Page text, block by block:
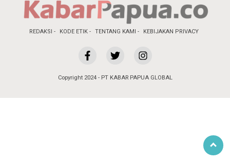
REDAKSI KODE ETIK TENTANG KAMI KEBIJAKAN PRIVACY
Copyright 2024 - PT KABAR PAPUA GLOBAL